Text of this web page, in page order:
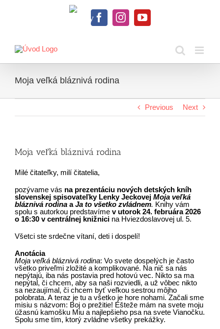
KnihyFacebookInstagramYouTube
Moja veľká bláznivá rodina
Previous Next
Moja veľká bláznivá rodina
Milé čitateľky, milí čitatelia,
pozývame vás na prezentáciu nových detských kníh
slovenskej spisovateľky Lenky JeckovejMoja veľká
bláznivá rodina aJa to všetko zvládnem. Knihy vám
spolu s autorkou predstavíme v utorok 24. februára 2026
o 16:30 v centrálnej knižnicina Hviezdoslavovej ul. 5.
Všetci ste srdečne vítaní, deti i dospelí!
Anotácia
Moja veľká bláznivá rodina: Vo svete dospelých je často
všetko priveľmi zložité a komplikované. Na nič sa nás
nepýtajú, iba nás postavia pred hotovú vec. Nikto sa ma
nepýtal, či chcem, aby sa naši rozviedli, a už vôbec nikto
sa nezaujímal, či chcem byť veľkou sestrou môjho
polobrata. A teraz je tu a všetko je hore nohami. Začali sme
misiu s názvom: Boj o prežitie! Ešteže mám na svete moju
úžasnú kamošku Miu a najlepšieho psa na svete Vianočku.
Spolu sme tím, ktorý zvládne všetky prekážky.